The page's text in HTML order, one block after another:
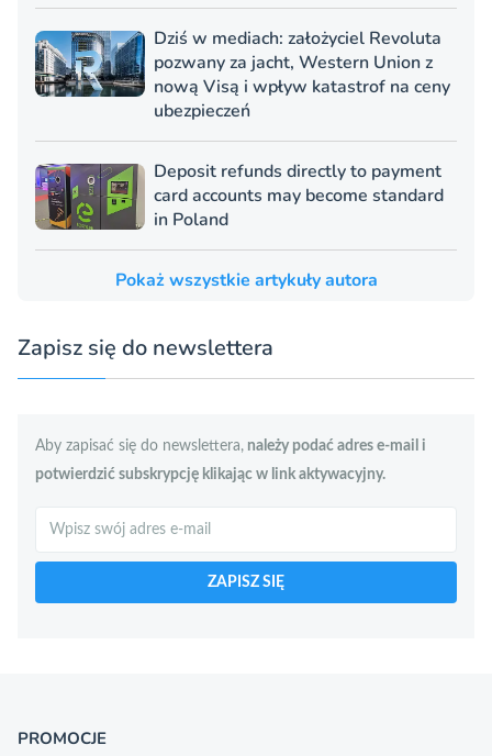
Dziś w mediach: założyciel Revoluta
pozwany za jacht, Western Union z
nową Visą i wpływ katastrof na ceny
ubezpieczeń
Deposit refunds directly to payment
card accounts may become standard
in Poland
Pokaż wszystkie artykuły autora
Zapisz się do newslettera
Aby zapisać się do newslettera, należy podać adres e-mail i
potwierdzić subskrypcję klikając w link aktywacyjny.
Szukaj
ZAPISZ SIĘ
PROMOCJE